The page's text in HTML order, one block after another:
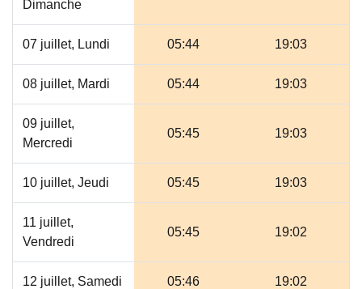
Dimanche
07 juillet, Lundi 05:44 19:03
08 juillet, Mardi 05:44 19:03
09 juillet,
Mercredi
05:45 19:03
10 juillet, Jeudi 05:45 19:03
11 juillet,
Vendredi
05:45 19:02
12 juillet, Samedi 05:46 19:02